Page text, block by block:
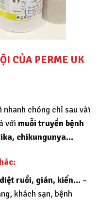
CỦA PERME UK
nhanh chóng chỉ sau vài
với muỗi truyền bệnh
chikungunya…
diệt ruồi, gián, kiến… –
khách sạn, bệnh